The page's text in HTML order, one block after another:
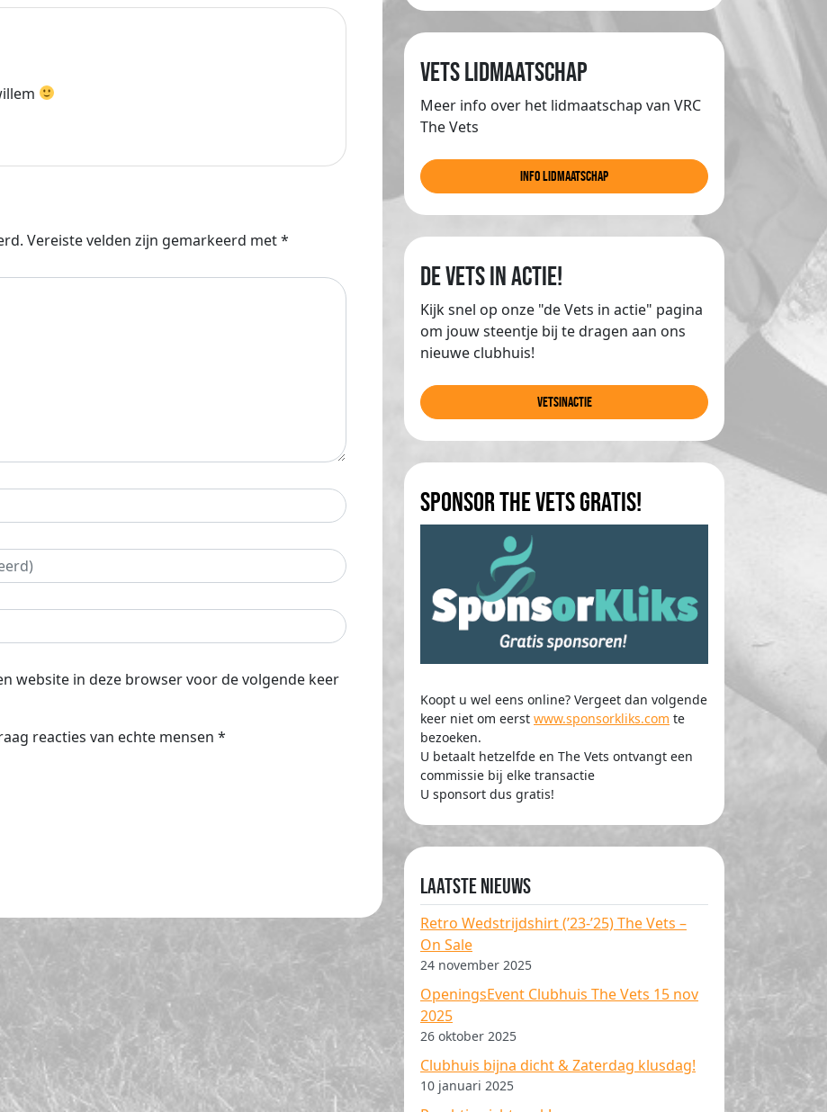
Vereiste velden zijn gemarkeerd met*
website in deze browser voor de volgende keer
reacties van echte mensen *
Vets lidmaatschap
Meer info over het lidmaatschap van VRC
The Vets
info lidmaatschap
de Vets in actie!
Kijk snel op onze "de Vets in actie" pagina
om jouw steentje bij te dragen aan ons
nieuwe clubhuis!
Vetsinactie
Sponsor The Vets gratis!
Koopt u wel eens online? Vergeet dan volgende
keer niet om eerst www.sponsorkliks.com te
bezoeken.
U betaalt hetzelfde en The Vets ontvangt een
commissie bij elke transactie
U sponsort dus gratis!
Laatste nieuws
Retro Wedstrijdshirt (’23-’25) The Vets –
On Sale
24 november 2025
OpeningsEvent Clubhuis The Vets 15 nov
2025
26 oktober 2025
Clubhuis bijna dicht & Zaterdag klusdag!
10 januari 2025